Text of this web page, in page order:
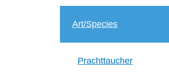
Art/Species
Prachttaucher